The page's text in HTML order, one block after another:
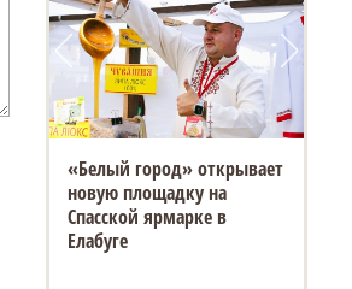
«Белый город» открывает
новую площадку на
Спасской ярмарке в
Елабуге